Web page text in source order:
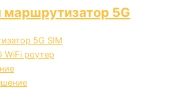
5G
5G SIM
роутер